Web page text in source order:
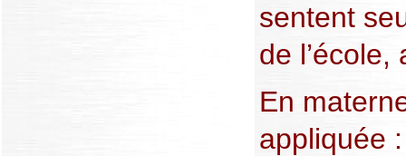
sentent
de
En
appliquée